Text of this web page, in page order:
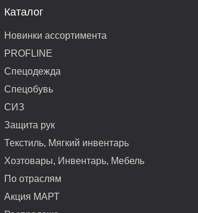
Каталог
Новинки ассортимента
PROFLINE
Спецодежда
Спецобувь
СИЗ
Защита рук
Текстиль, Мягкий инвентарь
Хозтовары, Инвентарь, Мебель
По отраслям
Акция МАРТ